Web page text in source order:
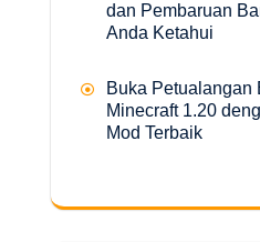
dan Pembaruan
Anda Ketahui
Buka Petualangan
Minecraft 1.20
Mod Terbaik